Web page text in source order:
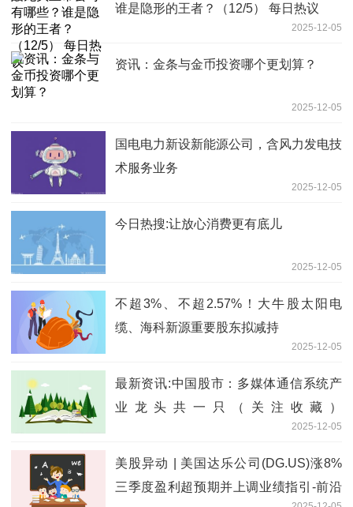
谁是隐形的王者？（12/5） 每日热议
2025-12-05
资讯：金条与金币投资哪个更划算？
2025-12-05
国电电力新设新能源公司，含风力发电技
术服务业务
2025-12-05
今日热搜:让放心消费更有底儿
2025-12-05
不超3%、不超2.57%！大牛股太阳电
缆、海科新源重要股东拟减持
2025-12-05
最新资讯:中国股市：多媒体通信系统产
业龙头共一只（关注收藏）
2025-12-05
美股异动 | 美国达乐公司(DG.US)涨8%
三季度盈利超预期并上调业绩指引-前沿